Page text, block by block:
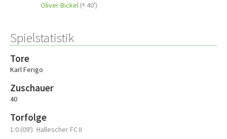
Oliver Bickel ( 40')
Spielstatistik
Tore
Karl Ferigo
Zuschauer
40
Torfolge
1:0 (09') Hallescher FC II